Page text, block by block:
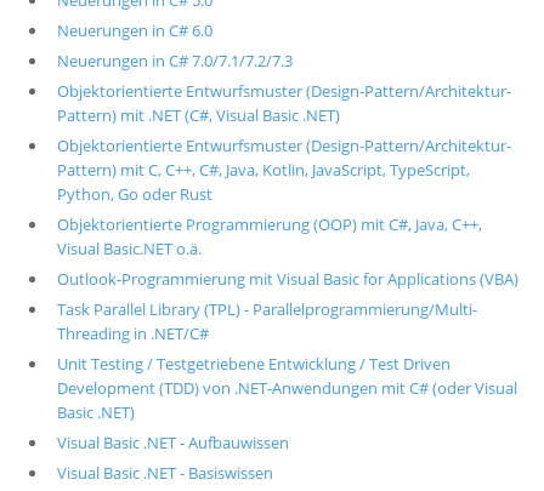
Neuerungen in C# 6.0
Neuerungen in C# 7.0/7.1/7.2/7.3
Objektorientierte Entwurfsmuster (Design-Pattern/Architektur-
Pattern) mit .NET (C#, Visual Basic .NET)
Objektorientierte Entwurfsmuster (Design-Pattern/Architektur-
Pattern) mit C, C++, C#, Java, Kotlin, JavaScript, TypeScript,
Python, Go oder Rust
Objektorientierte Programmierung (OOP) mit C#, Java, C++,
Visual Basic.NET o.ä.
Outlook-Programmierung mit Visual Basic for Applications (VBA)
Task Parallel Library (TPL) - Parallelprogrammierung/Multi-
Threading in .NET/C#
Unit Testing / Testgetriebene Entwicklung / Test Driven
Development (TDD) von .NET-Anwendungen mit C# (oder Visual
Basic .NET)
Visual Basic .NET - Aufbauwissen
Visual Basic .NET - Basiswissen